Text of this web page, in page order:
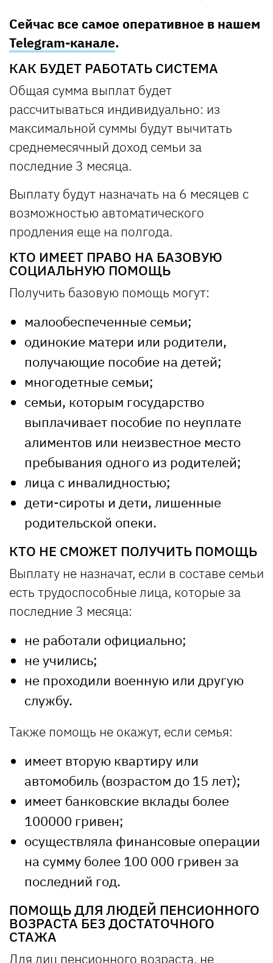
Сейчас все самое оперативное в нашем
Telegram-канале.
КАК БУДЕТ РАБОТАТЬ СИСТЕМА
Общая сумма выплат будет
рассчитываться индивидуально: из
максимальной суммы будут вычитать
среднемесячный доход семьи за
последние 3 месяца.
Выплату будут назначать на 6 месяцев с
возможностью автоматического
продления еще на полгода.
КТО ИМЕЕТ ПРАВО НА БАЗОВУЮ
СОЦИАЛЬНУЮ ПОМОЩЬ
Получить базовую помощь могут:
малообеспеченные семьи;
одинокие матери или родители,
получающие пособие на детей;
многодетные семьи;
семьи, которым государство
выплачивает пособие по неуплате
алиментов или неизвестное место
пребывания одного из родителей;
лица с инвалидностью;
дети-сироты и дети, лишенные
родительской опеки.
КТО НЕ СМОЖЕТ ПОЛУЧИТЬ ПОМОЩЬ
Выплату не назначат, если в составе семьи
есть трудоспособные лица, которые за
последние 3 месяца:
не работали официально;
не учились;
не проходили военную или другую
службу.
Также помощь не окажут, если семья:
имеет вторую квартиру или
автомобиль (возрастом до 15 лет);
имеет банковские вклады более
100000 гривен;
осуществляла финансовые операции
на сумму более 100 000 гривен за
последний год.
ПОМОЩЬ ДЛЯ ЛЮДЕЙ ПЕНСИОННОГО
ВОЗРАСТА БЕЗ ДОСТАТОЧНОГО
СТАЖА
Для лиц пенсионного возраста, не